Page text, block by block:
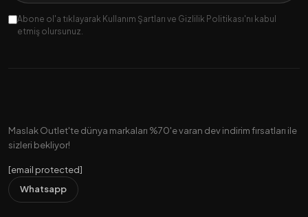
Abone ol'a tıklayarak Kullanım Şartları ve Gizlilik Politikası'nı kabul
etmiş olursunuz.
Maslak Outlet'te dünya markaları %70'e varan dev indirim fırsatları ile
sizleri bekliyor!
[email protected]
Whatsapp